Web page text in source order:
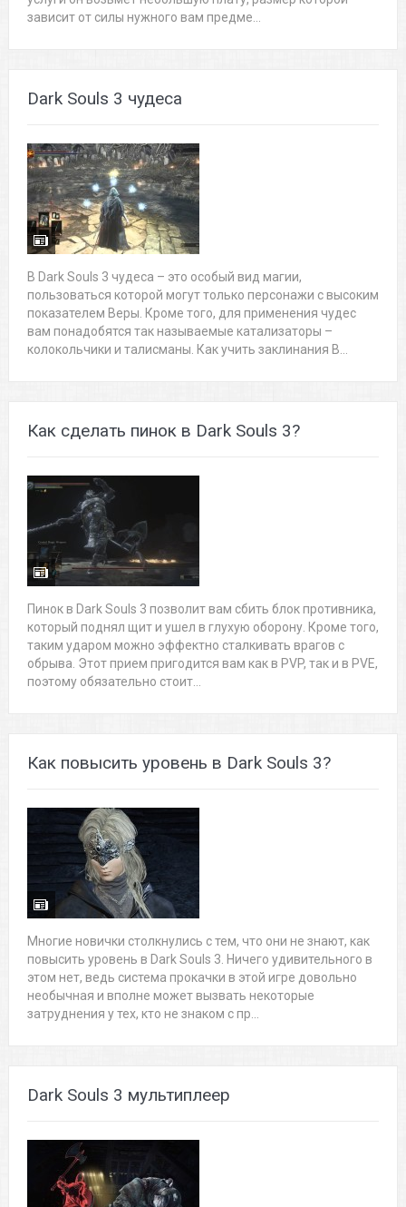
зависит от силы нужного вам предме...
Dark Souls 3 чудеса
В Dark Souls 3 чудеса – это особый вид магии,
пользоваться которой могут только персонажи с высоким
показателем Веры. Кроме того, для применения чудес
вам понадобятся так называемые катализаторы –
колокольчики и талисманы. Как учить заклинания В...
Как сделать пинок в Dark Souls 3?
Пинок в Dark Souls 3 позволит вам сбить блок противника,
который поднял щит и ушел в глухую оборону. Кроме того,
таким ударом можно эффектно сталкивать врагов с
обрыва. Этот прием пригодится вам как в PVP, так и в PVE,
поэтому обязательно стоит...
Как повысить уровень в Dark Souls 3?
Многие новички столкнулись с тем, что они не знают, как
повысить уровень в Dark Souls 3. Ничего удивительного в
этом нет, ведь система прокачки в этой игре довольно
необычная и вполне может вызвать некоторые
затруднения у тех, кто не знаком с пр...
Dark Souls 3 мультиплеер